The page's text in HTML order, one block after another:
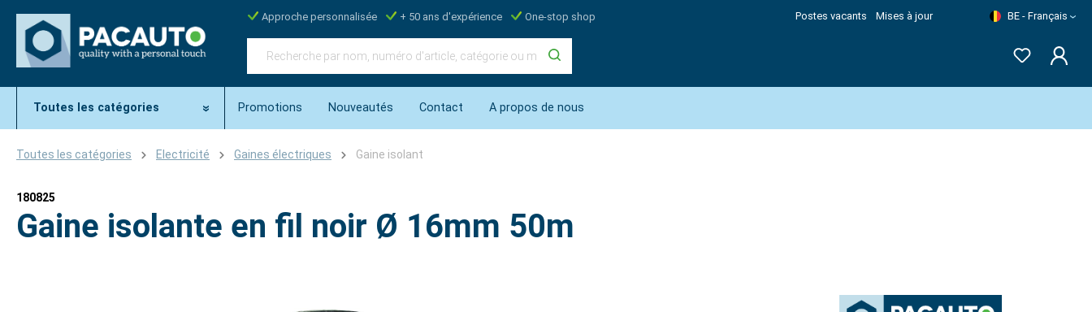
Approche personnalisée + 50 ans d'expérience One-stop shop Postes vacants Mises à jour BE - Français
Toutes les catégories Promotions Nouveautés Contact A propos de nous
Toutes les catégories Electricité Gaines électriques Gaine isolant
180825
Gaine isolante en fil noir Ø 16mm 50m